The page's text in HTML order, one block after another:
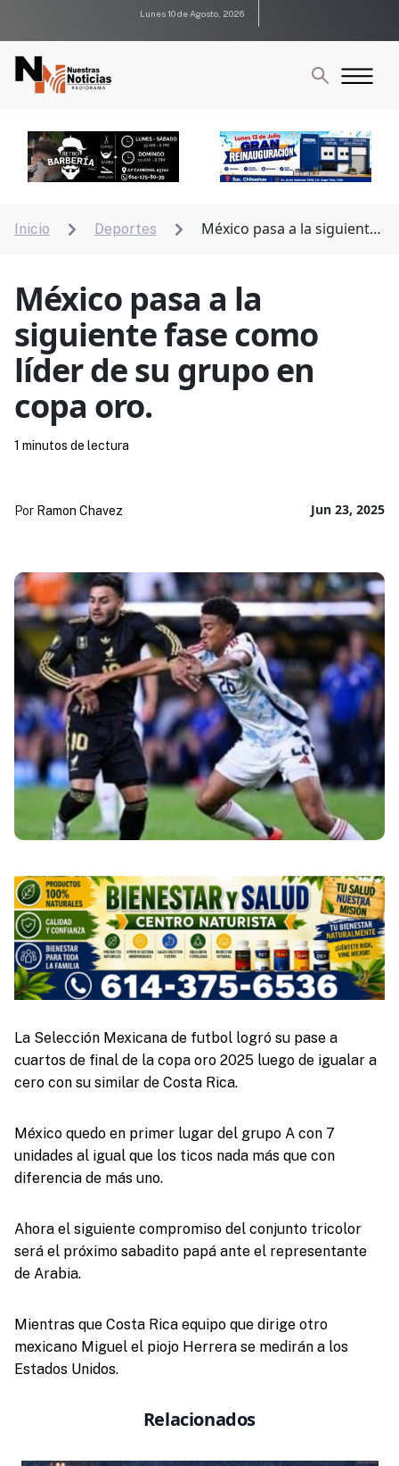
Lunes 10 de Agosto, 2026
Inicio  Deportes 
México pasa a la siguiente
México pasa a la
siguiente fase como
líder de su grupo en
copa oro.
Jun 23, 2025
Por Ramon Chavez
1 minutos de lectura
La Selección Mexicana de futbol logró su pase a
cuartos de final de la copa oro 2025 luego de igualar a
cero con su similar de Costa Rica.
México quedo en primer lugar del grupo A con 7
unidades al igual que los ticos nada más que con
diferencia de más uno.
Ahora el siguiente compromiso del conjunto tricolor
será el próximo sabadito papá ante el representante
de Arabia.
Mientras que Costa Rica equipo que dirige otro
mexicano Miguel el piojo Herrera se medirán a los
Estados Unidos.
Relacionados